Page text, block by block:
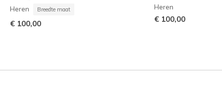
Heren Breedte maat
€ 100,00
Heren
€ 100,00